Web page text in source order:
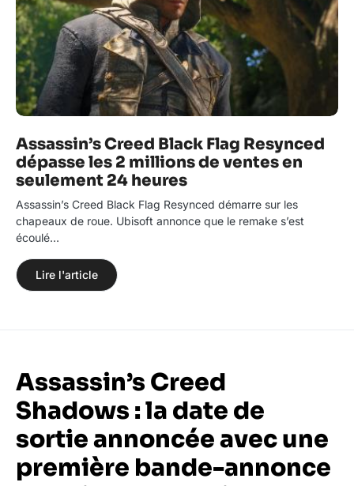
Assassin’s Creed Black Flag Resynced
dépasse les 2 millions de ventes en
seulement 24 heures
Assassin’s Creed Black Flag Resynced démarre sur les
chapeaux de roue. Ubisoft annonce que le remake s’est
écoulé…
Lire l'article
Assassin’s Creed
Shadows : la date de
sortie annoncée avec une
première bande-annonce